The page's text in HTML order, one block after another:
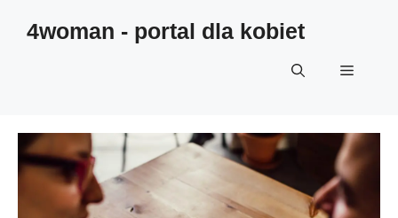
4woman - portal dla kobiet